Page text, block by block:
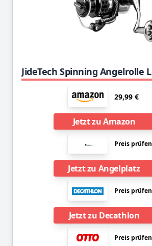
29,99 €
Jetzt zu Amazon
Preis prüfen
Jetzt zu Angelplatz
Preis prüfen
Jetzt zu Decathlon
Preis prüfen